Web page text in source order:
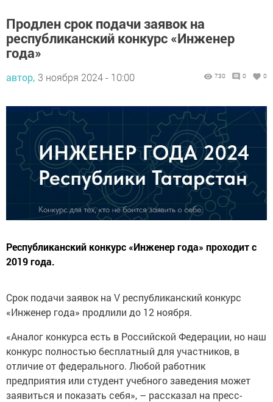
Продлен срок подачи заявок на
республиканский конкурс «Инженер
года»
автор, 3 ноября 2024 - 10:00 730 0 0
Республиканский конкурс «Инженер года» проходит с
2019 года.
Срок подачи заявок на V республиканский конкурс
«Инженер года» продлили до 12 ноября.
«Аналог конкурса есть в Российской Федерации, но наш
конкурс полностью бесплатный для участников, в
отличие от федерального. Любой работник
предприятия или студент учебного заведения может
заявиться и показать себя», – рассказал на пресс-